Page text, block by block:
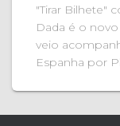
"Tirar Bilhete"
Dada é o
veio
Espanha por